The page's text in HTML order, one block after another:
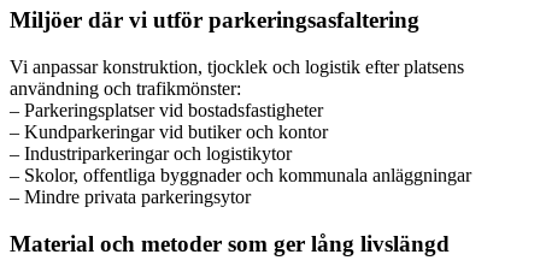
Miljöer där vi utför parkeringsasfaltering
Vi anpassar konstruktion, tjocklek och logistik efter platsens
användning och trafikmönster:
– Parkeringsplatser vid bostadsfastigheter
– Kundparkeringar vid butiker och kontor
– Industriparkeringar och logistikytor
– Skolor, offentliga byggnader och kommunala anläggningar
– Mindre privata parkeringsytor
Material och metoder som ger lång livslängd